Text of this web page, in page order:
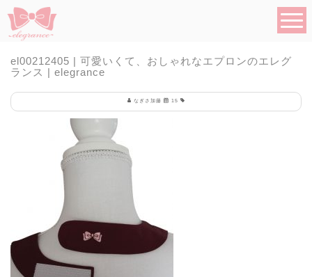
el00212405 | 可愛いくて、おしゃれなエプロンのエレグ
ランス | elegrance
なぎさ加藤 15